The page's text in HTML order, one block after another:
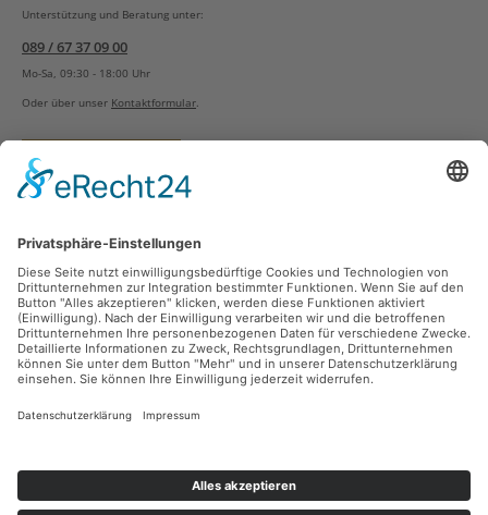
Unterstützung und Beratung unter:
089 / 67 37 09 00
Mo-Sa, 09:30 - 18:00 Uhr
Oder über unser Kontaktformular.
Vertrag widerrufen
Zahlungsarten
Sicher Einkaufen
Ladengeschäft
Newsletter
Facebook Instagram